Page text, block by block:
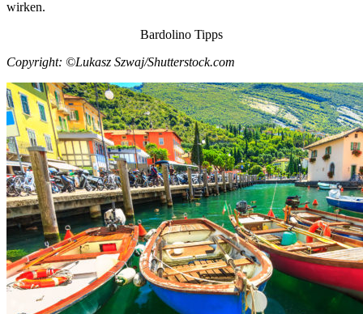
wirken.
Bardolino Tipps
Copyright: ©Lukasz Szwaj/Shutterstock.com